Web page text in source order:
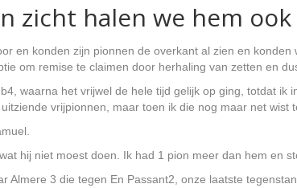
zicht halen we hem
en konden zijn pionnen de overkant al zien en
om remise te claimen door herhaling van zetten en
waarna het vrijwel de hele tijd gelijk op ging, totdat ik
vrijpionnen, maar toen ik die nog maar net wist
hij niet moest doen. Ik had 1 pion meer dan hem en
Almere 3 die tegen En Passant2, onze laatste